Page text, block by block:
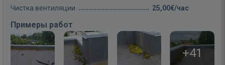
Чистка вентиляции 25,00€/час
Примеры работ
+41